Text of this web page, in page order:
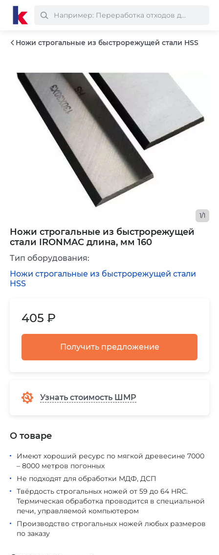
Ножи строгальные из быстрорежущей стали HSS
Ножи строгальные из быстрорежущей
стали IRONMAC длина, мм 160
1/1
405 ₽
Получить предложение
Узнать стоимость ШМР
Тип оборудования:
Ножи строгальные из быстрорежущей стали
HSS
Имеют хороший ресурс по мягкой древесине 7000
– 8000 метров погонных
Не подходят для обработки МДФ, ДСП
Твёрдость строгальных ножей от 59 до 64 HRC.
Термическая обработка проводится в специальной
печи, управляемой компьютером
Производство строгальных ножей любых размеров
по заказу
О товаре